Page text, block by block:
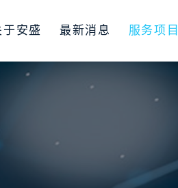
于安盛 最新消息 服务项目